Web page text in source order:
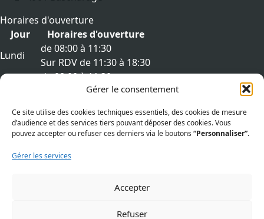
Gérer le consentement
Ce site utilise des cookies techniques essentiels, des cookies de mesure
d’audience et des services tiers pouvant déposer des cookies. Vous
pouvez accepter ou refuser ces derniers via le boutons “Personnaliser”.
Gérer les services
Accepter
Refuser
Horaires d'ouverture
Jour
Horaires d'ouverture
Lundi
de 08:00 à 11:30
Sur RDV de 11:30 à 18:30
Mardi
de 08:00 à 11:30
Sur RDV de 11:30 à 18:30
Mercredi
Sur RDV de 11:30 à 18:30
Jeudi
de 08:00 à 11:30
de 08:00 à 11:30